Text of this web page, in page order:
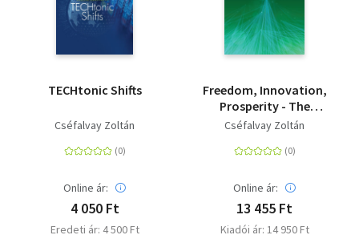
TECHtonic Shifts
Cséfalvay Zoltán
Online ár:
4 050 Ft
Eredeti ár: 4 500 Ft
Freedom, Innovation,
Prosperity - The
Secrets of Success in
Cséfalvay Zoltán
Online ár:
13 455 Ft
Kiadói ár: 14 950 Ft